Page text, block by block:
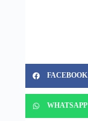
FACEBOOK
WHATSAPP